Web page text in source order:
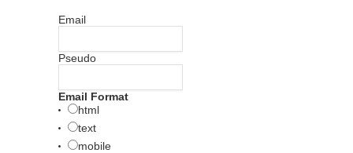
Email
Pseudo
Email Format
html
text
mobile